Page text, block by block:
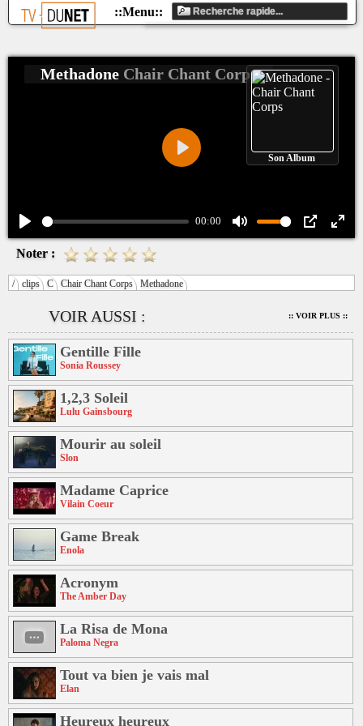
Play
00:00
Mute PIP
Play
Methadone Chair Chant Corps
Son Album
/ clips C Chair Chant Corps Methadone
VOIR AUSSI : :: VOIR PLUS ::
Gentille Fille
Sonia Roussey
1,2,3 Soleil
Lulu Gainsbourg
Mourir au soleil
Slon
Madame Caprice
Vilain Coeur
Game Break
Enola
Acronym
The Amber Day
La Risa de Mona
Paloma Negra
Tout va bien je vais mal
Elan
Heureux heureux
Noter :